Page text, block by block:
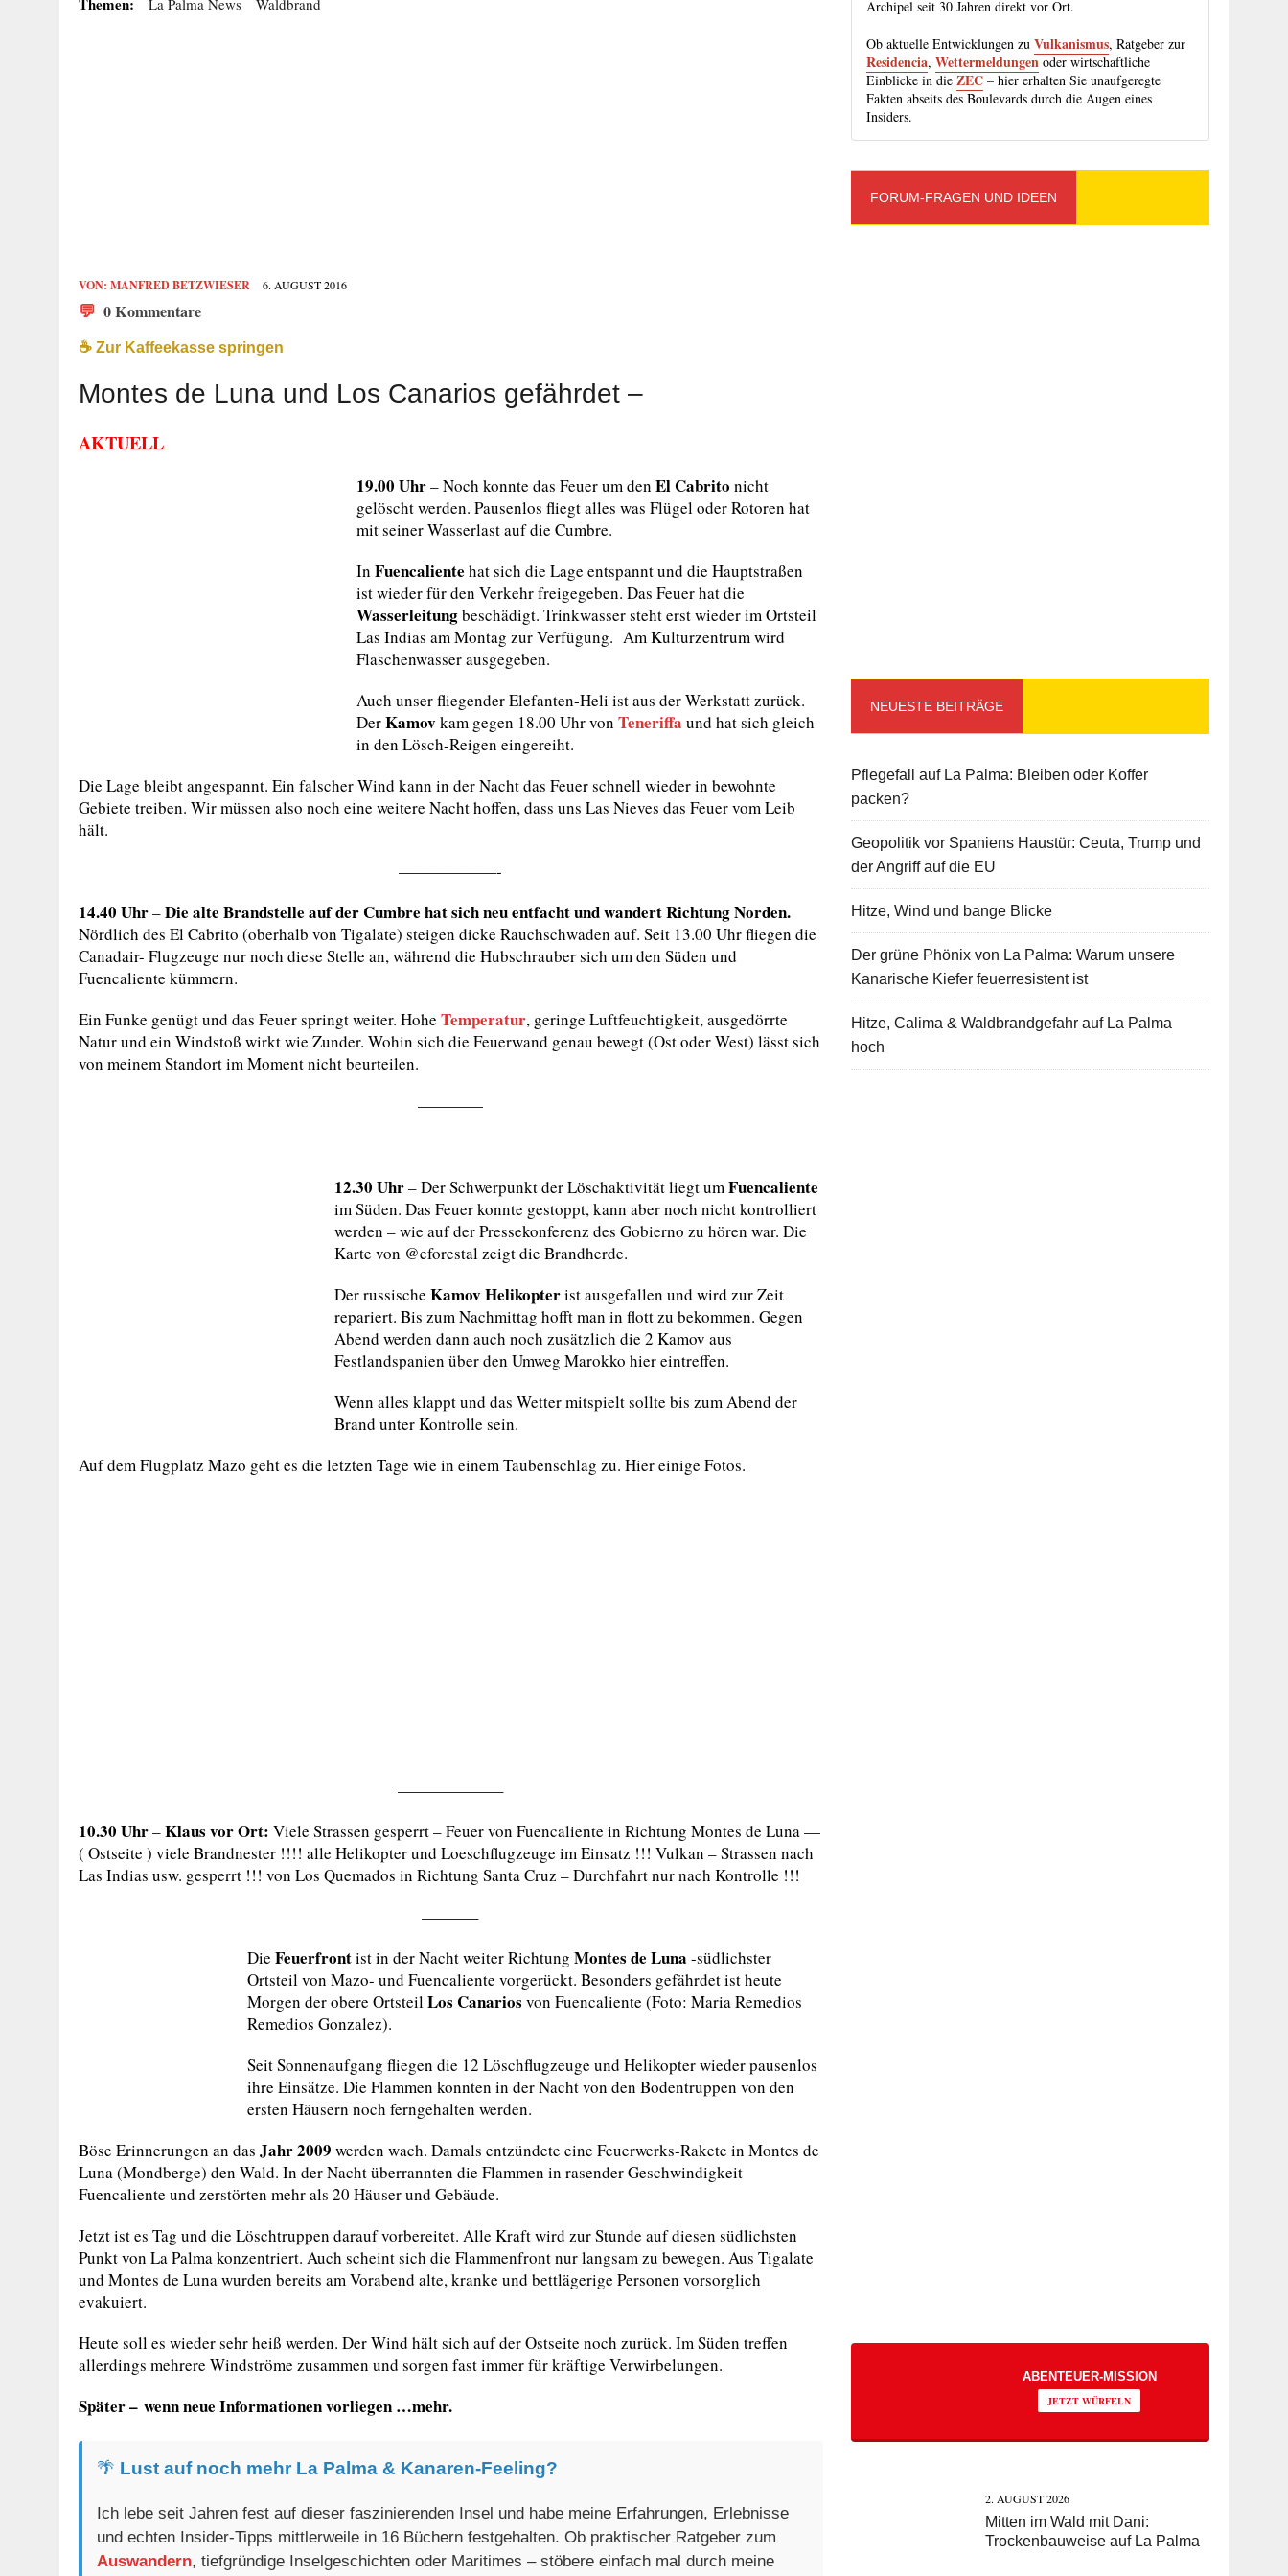
La Palma News Waldbrand
VON: MANFRED BETZWIESER 6. AUGUST 2016
💬 0 Kommentare
☕️ Zur Kaffeekasse springen
Montes de Luna und Los Canarios gefährdet –
AKTUELL
19.00 Uhr– Noch konnte das Feuer um den El Cabrito nicht
gelöscht werden. Pausenlos fliegt alles was Flügel oder Rotoren hat
mit seiner Wasserlast auf die Cumbre.
In Fuencaliente hat sich die Lage entspannt und die Hauptstraßen
ist wieder für den Verkehr freigegeben. Das Feuer hat die
Wasserleitungbeschädigt. Trinkwasser steht erst wieder im Ortsteil
Las Indias am Montag zur Verfügung. Am Kulturzentrum wird
Flaschenwasser ausgegeben.
Auch unser fliegender Elefanten-Heli ist aus der Werkstatt zurück.
DerKamovkam gegen 18.00 Uhr von Teneriffa und hat sich gleich
in den Lösch-Reigen eingereiht.
Die Lage bleibt angespannt. Ein falscher Wind kann in der Nacht das Feuer schnell wieder in bewohnte
Gebiete treiben. Wir müssen also noch eine weitere Nacht hoffen, dass uns Las Nieves das Feuer vom Leib
hält.
——————-
14.40 Uhr–Die alte Brandstelle auf der Cumbre hat sich neu entfacht und wandert Richtung Norden.
Nördlich des El Cabrito (oberhalb von Tigalate) steigen dicke Rauchschwaden auf. Seit 13.00 Uhr fliegen die
Canadair- Flugzeuge nur noch diese Stelle an, während die Hubschrauber sich um den Süden und
Fuencaliente kümmern.
Ein Funke genügt und das Feuer springt weiter. Hohe Temperatur, geringe Luftfeuchtigkeit, ausgedörrte
Natur und ein Windstoß wirkt wie Zunder. Wohin sich die Feuerwand genau bewegt (Ost oder West) lässt sich
von meinem Standort im Moment nicht beurteilen.
————
12.30 Uhr– Der Schwerpunkt der Löschaktivität liegt umFuencaliente
im Süden. Das Feuer konnte gestoppt, kann aber noch nicht kontrolliert
werden – wie auf der Pressekonferenz des Gobierno zu hören war. Die
Karte von @eforestal zeigt die Brandherde.
Der russische Kamov Helikopterist ausgefallen und wird zur Zeit
repariert. Bis zum Nachmittag hofft man in flott zu bekommen. Gegen
Abend werden dann auch noch zusätzlich die 2 Kamov aus
Festlandspanien über den Umweg Marokko hier eintreffen.
Wenn alles klappt und das Wetter mitspielt sollte bis zum Abend der
Brand unter Kontrolle sein.
Auf dem Flugplatz Mazo geht es die letzten Tage wie in einem Taubenschlag zu. Hier einige Fotos.
——————–
10.30 Uhr–Klaus vor Ort: Viele Strassen gesperrt – Feuer von Fuencaliente in Richtung Montes de Luna —
( Ostseite ) viele Brandnester !!!! alle Helikopter und Loeschflugzeuge im Einsatz !!! Vulkan – Strassen nach
Las Indias usw. gesperrt !!! von Los Quemados in Richtung Santa Cruz – Durchfahrt nur nach Kontrolle !!!
———–
Die Feuerfrontist in der Nacht weiter Richtung Montes de Luna -südlichster
Ortsteil von Mazo- und Fuencaliente vorgerückt. Besonders gefährdet ist heute
Morgen der obere OrtsteilLos Canarios von Fuencaliente (Foto: Maria Remedios
Remedios Gonzalez).
Seit Sonnenaufgang fliegen die 12 Löschflugzeuge und Helikopter wieder pausenlos
ihre Einsätze. Die Flammen konnten in der Nacht von den Bodentruppen von den
ersten Häusern noch ferngehalten werden.
Böse Erinnerungen an das Jahr 2009 werden wach. Damals entzündete eine Feuerwerks-Rakete in Montes de
Luna (Mondberge) den Wald. In der Nacht überrannten die Flammen in rasender Geschwindigkeit
Fuencaliente und zerstörten mehr als 20 Häuser und Gebäude.
Jetzt ist es Tag und die Löschtruppen darauf vorbereitet. Alle Kraft wird zur Stunde auf diesen südlichsten
Punkt von La Palma konzentriert. Auch scheint sich die Flammenfront nur langsam zu bewegen. Aus Tigalate
und Montes de Luna wurden bereits am Vorabend alte, kranke und bettlägerige Personen vorsorglich
evakuiert.
Heute soll es wieder sehr heiß werden. Der Wind hält sich auf der Ostseite noch zurück. Im Süden treffen
allerdings mehrere Windströme zusammen und sorgen fast immer für kräftige Verwirbelungen.
Später – wenn neue Informationen vorliegen …mehr.
🌴 Lust auf noch mehr La Palma & Kanaren-Feeling?
Ich lebe seit Jahren fest auf dieser faszinierenden Insel und habe meine Erfahrungen, Erlebnisse
und echten Insider-Tipps mittlerweile in 16 Büchern festgehalten. Ob praktischer Ratgeber zum
Auswandern, tiefgründige Inselgeschichten oder Maritimes – stöbere einfach mal durch meine
Archipel seit 30 Jahren direkt vor Ort.
Ob aktuelle Entwicklungen zuVulkanismus, Ratgeber zur
Residencia,Wettermeldungen oder wirtschaftliche
Einblicke in dieZEC – hier erhalten Sie unaufgeregte
Fakten abseits des Boulevards durch die Augen eines
Insiders.
FORUM-FRAGEN UND IDEEN
NEUESTE BEITRÄGE
Pflegefall auf La Palma: Bleiben oder Koffer
packen?
Geopolitik vor Spaniens Haustür: Ceuta, Trump und
der Angriff auf die EU
Hitze, Wind und bange Blicke
Der grüne Phönix von La Palma: Warum unsere
Kanarische Kiefer feuerresistent ist
Hitze, Calima & Waldbrandgefahr auf La Palma
hoch
ABENTEUER-MISSION
JETZT WÜRFELN
2. AUGUST 2026
Mitten im Wald mit Dani:
Trockenbauweise auf La Palma